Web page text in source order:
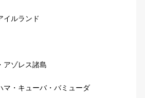
イルランド
アゾレス諸島
マ・キューバ・バミューダ